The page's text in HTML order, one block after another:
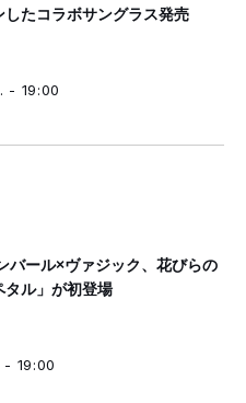
したコラボサングラス発売
- 19:00
バール×ヴァジック、花びらの
タル」が初登場
- 19:00